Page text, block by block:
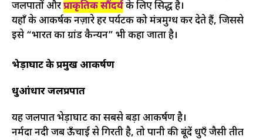
जलप्रपातों औरप्राकृतिक सौंदर्यके लिए प्रसिद्ध है।
यहाँ के आकर्षक नज़ारे हर पर्यटक को मंत्रमुग्ध कर देते हैं, जिससे
इसे “भारत का ग्रांड कैन्यन” भी कहा जाता है।
भेड़ाघाट के प्रमुख आकर्षण
धुआंधार जलप्रपात
यह जलप्रपात भेड़ाघाट का सबसे बड़ा आकर्षण है।
नर्मदा नदी जब ऊँचाई से गिरती है, तो पानी की बूंदें धुएँ जैसी प्रतीत